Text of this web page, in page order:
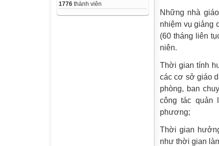
1776 thành viên
Những nhà
nhiệm vụ giảng
(60 tháng liên
niên.
Thời gian tính
các cơ sở giáo
phòng, ban
công tác quản
phương;
Thời gian
như thời gian